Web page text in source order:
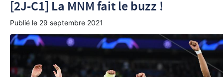
[2J-C1] La MNM fait le buzz !
Publié le 29 septembre 2021